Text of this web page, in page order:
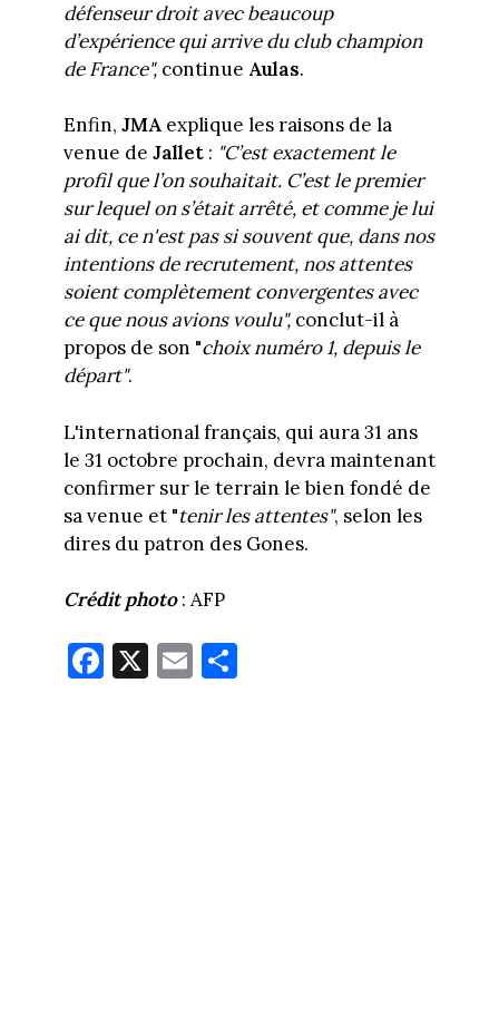
défenseur droit avec beaucoup
d’expérience qui arrive du club champion
de France", continue Aulas.
Enfin, JMAexplique les raisons de la
venue de Jallet: "C’est exactement le
profil que l’on souhaitait. C’est le premier
sur lequel on s’était arrêté, et comme je lui
ai dit, ce n'est pas si souvent que, dans nos
intentions de recrutement, nos attentes
soient complètement convergentes avec
ce que nous avions voulu",conclut-il à
propos de son "choix numéro 1, depuis le
départ".
L'international français, qui aura 31 ans
le 31 octobre prochain, devra maintenant
confirmer sur le terrain le bien fondé de
sa venue et "tenir les attentes", selon les
dires du patron des Gones.
Crédit photo : AFP
Fa
ce
X E
m
Pa